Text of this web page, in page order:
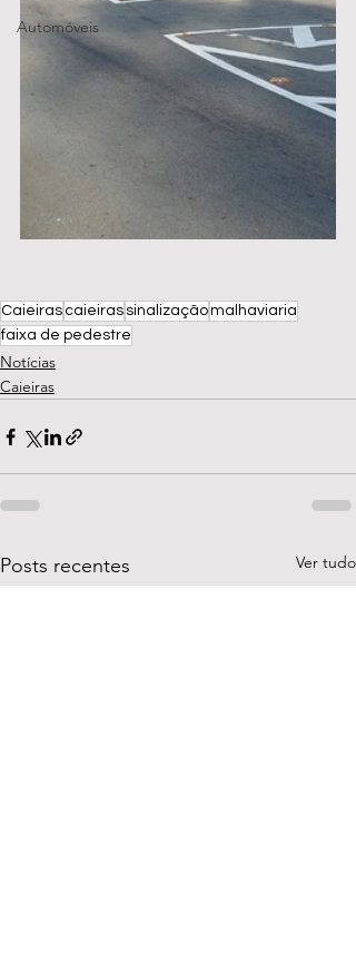
Automóveis
Caieiras caieiras sinalizaçãomalhaviaria
faixa de pedestre
Notícias
Caieiras
Posts recentes Ver tudo